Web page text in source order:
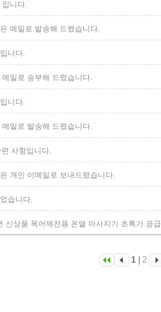
니다.
메일로 발송해 드렸습니다.
니다.
일로 송부해 드렸습니다.
니다.
일로 발송해 드렸습니다.
사항입니다.
개인 이메일로 보내드렸습니다.
습니다.
신상품 목어깨전용 온열 마사지기 초특가 공급
1 | 2